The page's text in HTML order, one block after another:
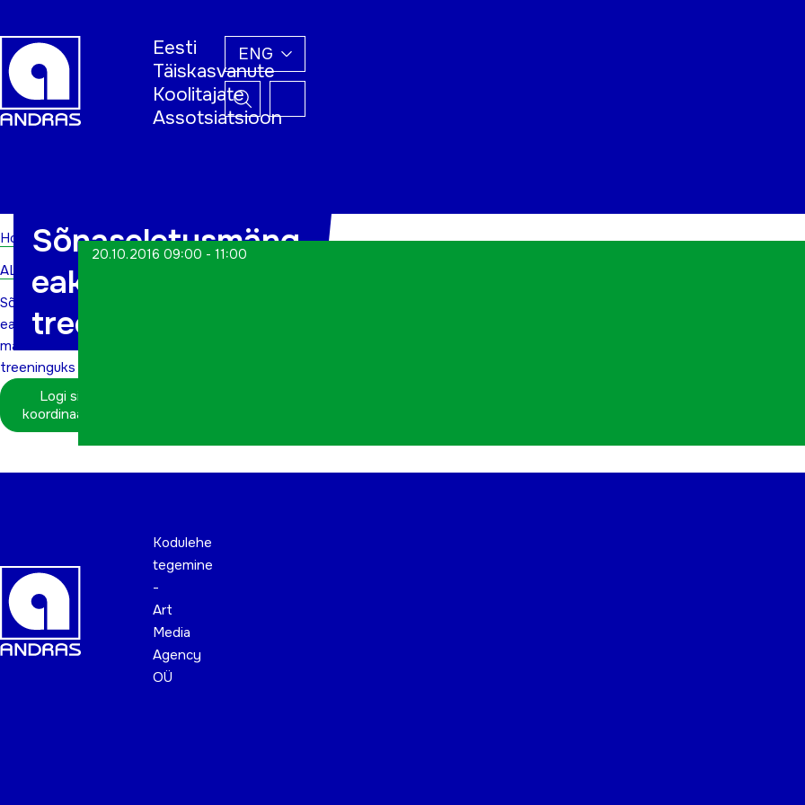
Eesti
Täiskasvanute
Koolitajate
Assotsiatsioon
ENG
Home
ALWs
Sõnaseletusmäng
eakatele
mälu
treeninguks
Logi sisse
koordinaatorina
Sõnaseletusmäng
eakatele mälu
treeninguks
20.10.2016 09:00 - 11:00
Kodulehe
tegemine
-
Art
Media
Agency
OÜ